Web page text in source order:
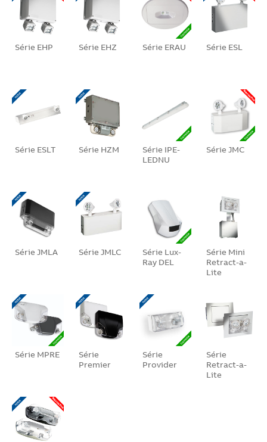
Série EHP Série EHZ Série ERAU Série ESL
Série ESLT Série HZM
Série IPE-
LEDNU
Série JMC
Série JMLA Série JMLC
Série Lux-
Ray DEL
Série Mini
Retract-a-
Lite
Série MPRE
Série
Premier
Série
Provider
Série
Retract-a-
Lite